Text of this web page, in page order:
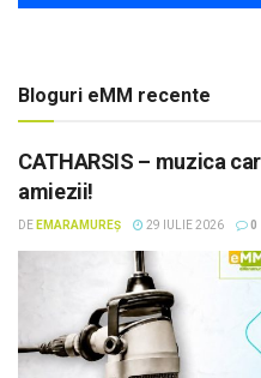
Bloguri eMM recente
CATHARSIS – muzica
amiezii!
DE EMARAMUREȘ 29 IULIE 2026 0